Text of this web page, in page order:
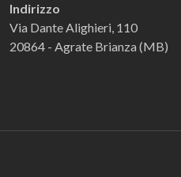
Indirizzo
Via Dante Alighieri, 110
20864 - Agrate Brianza (MB)